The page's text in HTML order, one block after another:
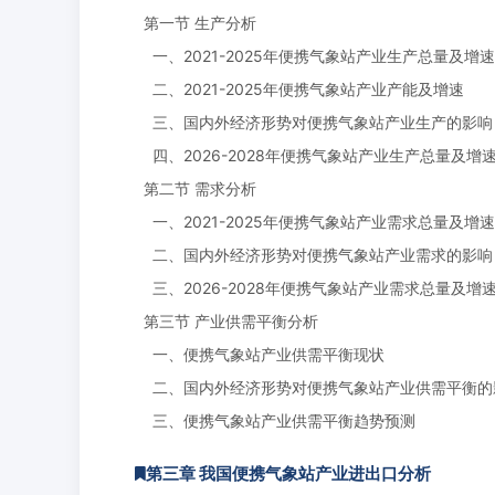
第一节 生产分析
一、2021-2025年便携气象站产业生产总量及增速
二、2021-2025年便携气象站产业产能及增速
三、国内外经济形势对便携气象站产业生产的影响
四、2026-2028年便携气象站产业生产总量及增
第二节 需求分析
一、2021-2025年便携气象站产业需求总量及增速
二、国内外经济形势对便携气象站产业需求的影响
三、2026-2028年便携气象站产业需求总量及增
第三节 产业供需平衡分析
一、便携气象站产业供需平衡现状
二、国内外经济形势对便携气象站产业供需平衡的
三、便携气象站产业供需平衡趋势预测
第三章 我国便携气象站产业进出口分析